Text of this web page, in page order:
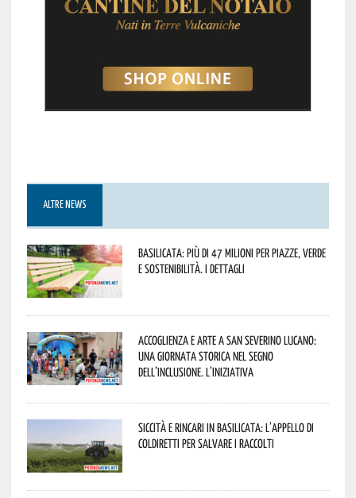
ALTRE NEWS
Basilicata: più di 47 milioni per piazze, verde
e sostenibilità. I dettagli
Accoglienza e arte a San Severino Lucano:
una giornata storica nel segno
dell’inclusione. L’iniziativa
Siccità e rincari in Basilicata: l’appello di
Coldiretti per salvare i raccolti